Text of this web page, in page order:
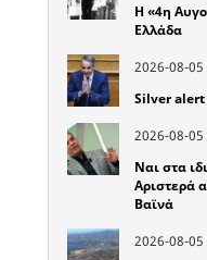
Η «4η
Ελλάδα
2026-08-05
Silver alert
2026-08-05
Ναι στα
Αριστερά
Βαϊνά
2026-08-05